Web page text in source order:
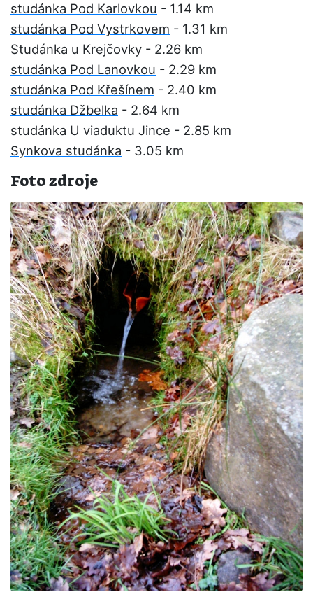
studánka Pod Karlovkou - 1.14 km
studánka Pod Vystrkovem - 1.31 km
Studánka u Krejčovky - 2.26 km
studánka Pod Lanovkou - 2.29 km
studánka Pod Křešínem - 2.40 km
studánka Džbelka - 2.64 km
studánka U viaduktu Jince - 2.85 km
Synkova studánka - 3.05 km
Foto zdroje